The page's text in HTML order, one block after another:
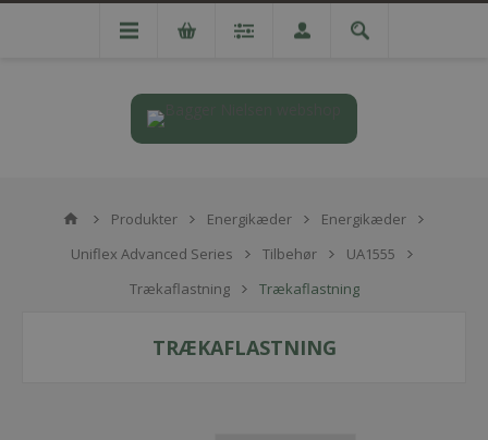
Produkter Energikæder
Energikæder
Uniflex Advanced Series
Tilbehør
UA1555
Trækaflastning
Trækaflastning
TRÆKAFLASTNING